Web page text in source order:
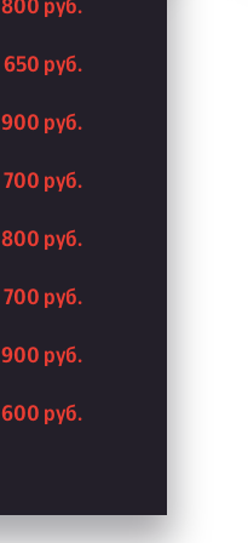
800 руб.
650 руб.
900 руб.
700 руб.
800 руб.
700 руб.
900 руб.
600 руб.